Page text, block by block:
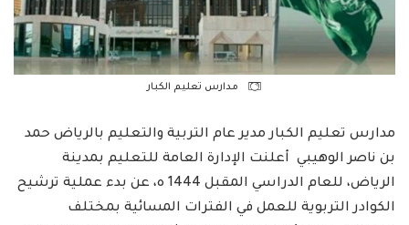
مدارس تعليم الكبار
مدارس تعليم الكبار مدير عام التربية والتعليم بالرياض حمد
بن ناصر الوهيبي أعلنت الإدارة العامة للتعليم بمدينة
الرياض، للعام الدراسي المقبل 1444 ه، عن بدء عملية ترشيح
الكوادر التربوية للعمل في الفترات المسائية بمختلف